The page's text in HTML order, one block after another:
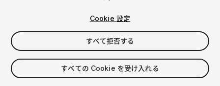
$4.99
Cookie 設定
すべて拒否する
すべての Cookie を受け入れる